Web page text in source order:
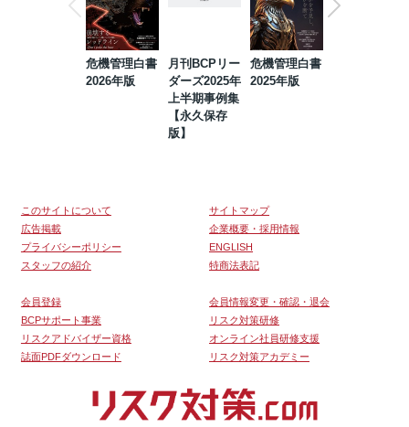
危機管理白書
2026年版
月刊BCPリー
ダーズ2025年
上半期事例集
【永久保存
版】
危機管理白書
2025年版
このサイトについて
サイトマップ
広告掲載
企業概要・採用情報
プライバシーポリシー
ENGLISH
スタッフの紹介
特商法表記
会員登録
会員情報変更・確認・退会
BCPサポート事業
リスク対策研修
リスクアドバイザー資格
オンライン社員研修支援
誌面PDFダウンロード
リスク対策アカデミー